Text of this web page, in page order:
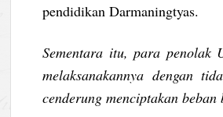
pendidikan Darmaningtyas.
Sementara itu, para penolak
melaksanakannya dengan
cenderung menciptakan